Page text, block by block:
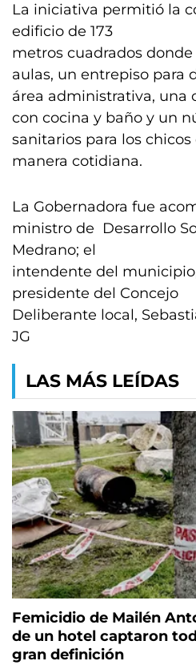
La iniciativa permitió la
edificio de 173
metros cuadrados
aulas, un entrepiso para
área administrativa, una
con cocina y baño y un
sanitarios para los
manera cotidiana.
La Gobernadora fue
ministro de Desarrollo
Medrano; el
intendente del
presidente del Concejo
Deliberante local,
JG
LAS MÁS LEÍDAS
Femicidio de Mailén
de un hotel captaron
gran definición